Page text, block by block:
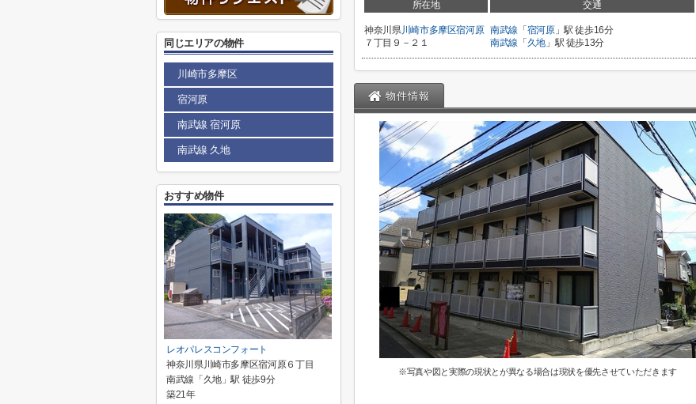
所在地 交通
神奈川県川崎市多摩区宿河原
７丁目９－２１
南武線 「 宿河原」駅 徒歩16分
南武線 「 久地」駅 徒歩13分
物件情報
※写真や図と実際の現状とが異なる場合は現状を優先させていただきます
同じエリアの物件
川崎市多摩区
宿河原
南武線 宿河原
南武線 久地
おすすめ物件
レオパレスコンフォート
神奈川県川崎市多摩区宿河原６丁目
南武線「久地」駅 徒歩9分
築21年